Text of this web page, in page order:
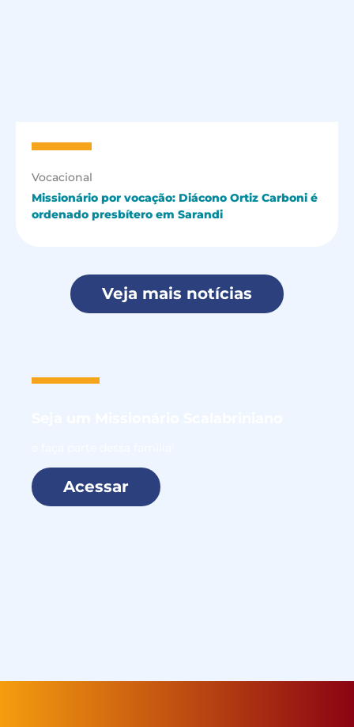
Vocacional
Missionário por vocação: Diácono Ortiz Carboni é
ordenado presbítero em Sarandi
Veja mais notícias
Acessar